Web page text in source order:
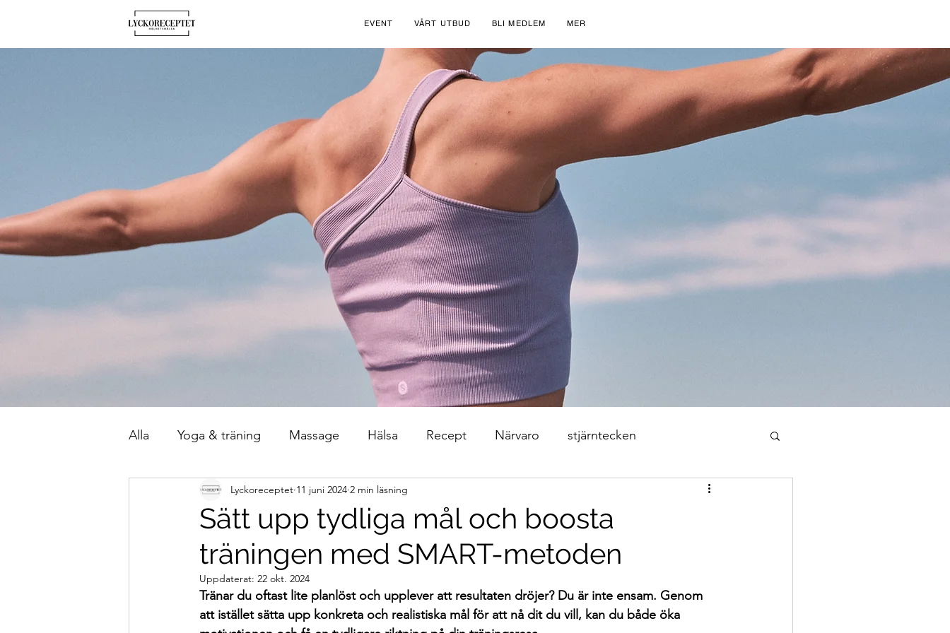
EVENT VÅRT UTBUD BLI MEDLEM MER
Alla Yoga & träning Massage Hälsa Recept Närvaro stjärntecken
Sätt upp tydliga mål och boosta
träningen med SMART-metoden
Lyckoreceptet 11 juni 2024 2 min läsning
Uppdaterat: 22 okt. 2024
Tränar du oftast lite planlöst och upplever att resultaten dröjer? Du är inte ensam. Genom
att istället sätta upp konkreta och realistiska mål för att nå dit du vill, kan du både öka